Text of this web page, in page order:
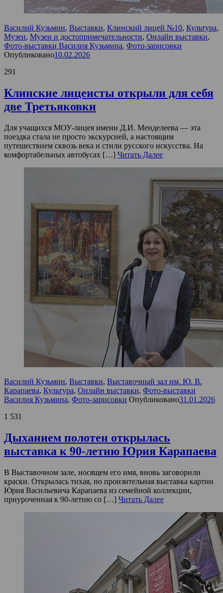
Василий Кузьмин, Выставки, Клинский лицей №10, Культура,
Музеи, Музеи и достопримечательности, Онлайн выставки,
Фото-выставки Василия Кузьмина, Фото-зарисовки
Опубликовано10.02.2026
291
Клинские лицеисты открыли для себя
две Третьяковки
Для учащихся МОУ-лицея имени Д.И. Менделеева — эта
поездка стала не просто экскурсией, а настоящим
путешествием сквозь века и стили русского искусства. На
комфортабельных автобусах […] Читать Далее
Василий Кузьмин, Выставки, Выставочный зал им. Ю. В.
Карапаева, Культура, Онлайн выставки, Фото-выставки
Василия Кузьмина, Фото-зарисовки Опубликовано31.01.2026
1 531
Дыханием полотен открылась
выставка к 90-летию Юрия Карапаева
В Выставочном зале, носящем его имя, вновь заговорили
краски. Открылась тихая, но пронзительная выставка картин
Юрия Васильевича Карапаева из семейной коллекции,
приуроченная к 90-летию со […] Читать Далее